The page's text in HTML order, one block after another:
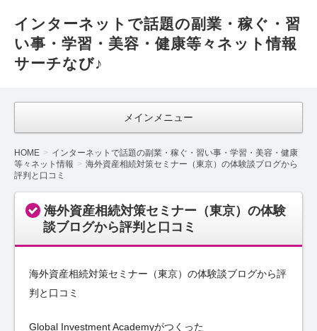
インターネットで話題の副業・稼ぐ・習
い事・学習・美容・健康等々ネット情報
サーチなび♪
メインメニュー
HOME
インターネットで話題の副業・稼ぐ・習い事・学習・美容・健康
等々ネット情報
海外資産相続対策セミナー（東京）の体験談ブログから
評判と口コミ
海外資産相続対策セミナー（東京）の体験
談ブログから評判と口コミ
海外資産相続対策セミナー（東京）の体験談ブログから評
判と口コミ
Global Investment Academyがつくった